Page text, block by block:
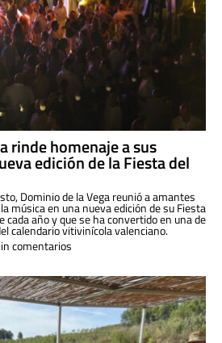
rinde homenaje a sus
edición de la Fiesta del
Dominio de la Vega reunió a amantes
música en una nueva edición de su Fiesta
cada año y que se ha convertido en una de
calendario vitivinícola valenciano.
comentarios